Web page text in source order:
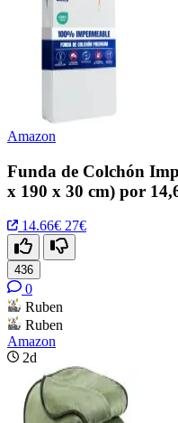
Amazon
Funda de Colchón
x 190 x 30 cm) por
14.66€ 27€
436
0
Ruben
Ruben
Amazon
2d